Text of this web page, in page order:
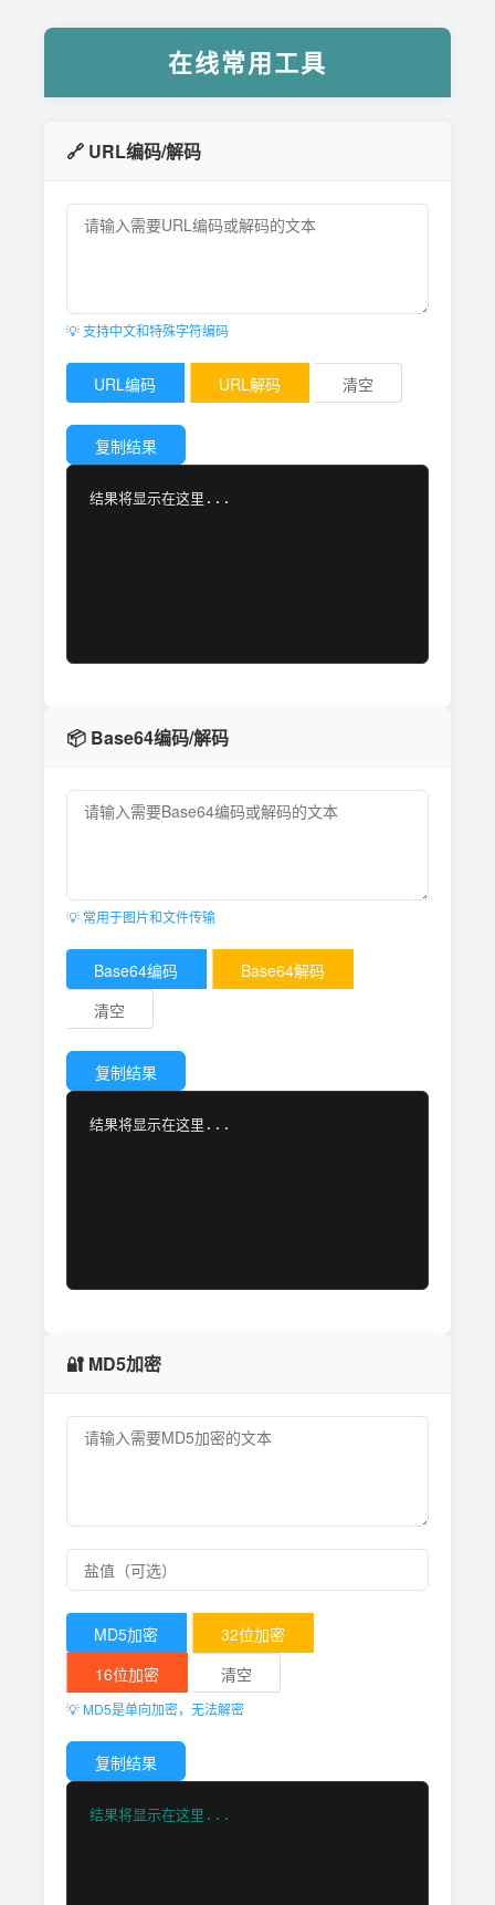
在线常用工具
🔗 URL编码/解码
💡 支持中文和特殊字符编码
URL编码 URL解码 清空
复制结果
结果将显示在这里...
📦 Base64编码/解码
💡 常用于图片和文件传输
Base64编码
Base64解码
清空
复制结果
结果将显示在这里...
🔐 MD5加密
MD5加密
32位加密
16位加密
清空
💡 MD5是单向加密，无法解密
复制结果
结果将显示在这里...